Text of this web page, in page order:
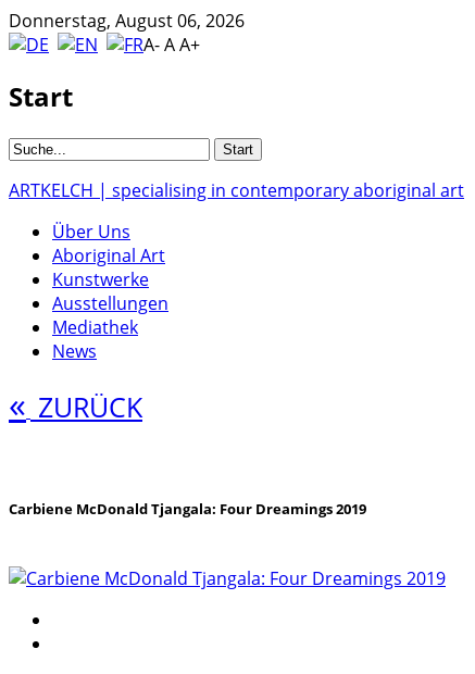
Donnerstag, August 06, 2026
A-AA+
Start
ARTKELCH | specialising in contemporary aboriginal art
Über Uns
Aboriginal Art
Kunstwerke
Ausstellungen
Mediathek
News
« ZURÜCK
Carbiene McDonald Tjangala: Four Dreamings 2019